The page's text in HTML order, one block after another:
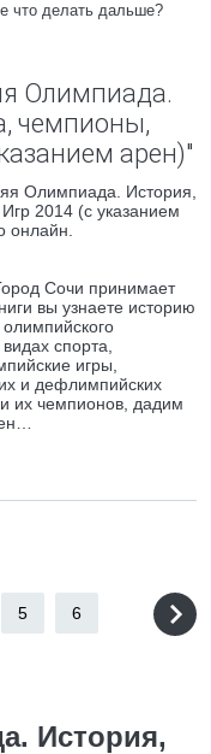
что делать дальше?
Олимпиада.
чемпионы,
арен)"
Олимпиада. История,
2014 (с указанием
онлайн.
Сочи принимает
вы узнаете историю
спорта,
игры,
и дефлимпийских
их чемпионов, дадим
5 6
История,